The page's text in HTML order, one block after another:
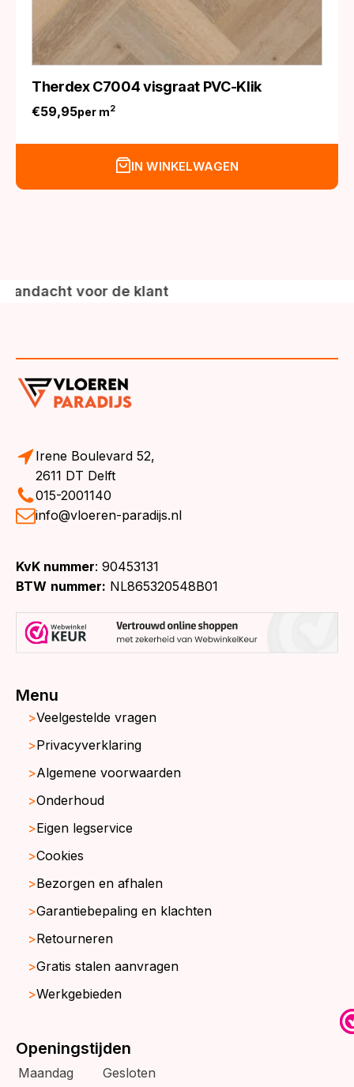
Therdex C7004 visgraat PVC-Klik
€59,95per m2
IN WINKELWAGEN
de klant
Irene Boulevard 52,
2611 DT Delft
015-2001140
info@vloeren-paradijs.nl
KvK nummer: 90453131
BTW nummer: NL865320548B01
Menu
Veelgestelde vragen
Privacyverklaring
Algemene voorwaarden
Onderhoud
Eigen legservice
Cookies
Bezorgen en afhalen
Garantiebepaling en klachten
Retourneren
Gratis stalen aanvragen
Werkgebieden
Openingstijden
Maandag
Gesloten